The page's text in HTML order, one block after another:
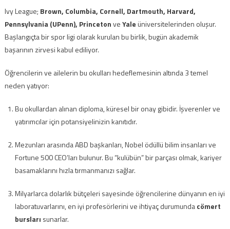
Ivy League; Brown, Columbia, Cornell, Dartmouth, Harvard,
Pennsylvania (UPenn), PrincetonveYaleüniversitelerinden oluşur.
Başlangıçta bir spor ligi olarak kurulan bu birlik, bugün akademik
başarının zirvesi kabul ediliyor.
Öğrencilerin ve ailelerin bu okulları hedeflemesinin altında 3 temel
neden yatıyor:
Bu okullardan alınan diploma, küresel bir onay gibidir. İşverenler ve
yatırımcılar için potansiyelinizin kanıtıdır.
Mezunları arasında ABD başkanları, Nobel ödüllü bilim insanları ve
Fortune 500 CEO’ları bulunur. Bu “kulübün” bir parçası olmak, kariyer
basamaklarını hızla tırmanmanızı sağlar.
Milyarlarca dolarlık bütçeleri sayesinde öğrencilerine dünyanın en iyi
laboratuvarlarını, en iyi profesörlerini ve ihtiyaç durumundacömert
bursları sunarlar.